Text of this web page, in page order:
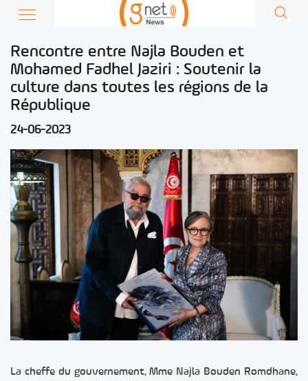
Rencontre entre Najla Bouden et
Mohamed Fadhel Jaziri : Soutenir la
culture dans toutes les régions de la
République
24-06-2023
La cheffe du gouvernement, Mme Najla Bouden Romdhane,